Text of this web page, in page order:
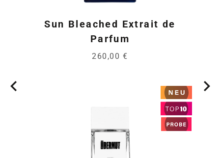
Sun Bleached Extrait de
Parfum
260,00 €